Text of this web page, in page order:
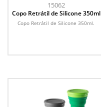
15062
Copo Retrátil de Silicone 350ml
Copo Retrátil de Silicone 350ml.